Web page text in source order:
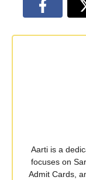
Aarti is a
focuses on
Admit Cards,